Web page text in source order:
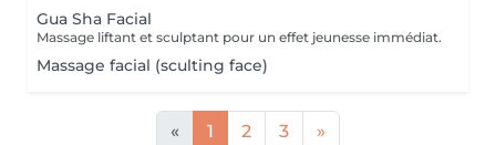
Gua Sha Facial
Massage liftant et sculptant pour un effet jeunesse immédiat.
Massage facial (sculting face)
« 1 2 3 »